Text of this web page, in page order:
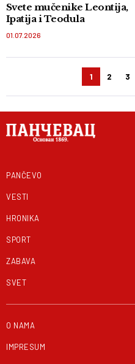
Svete mučenike Leontija,
Ipatija i Teodula
01.07.2026
1 2 3
PANČEVO
VESTI
HRONIKA
SPORT
ZABAVA
SVET
O NAMA
IMPRESUM